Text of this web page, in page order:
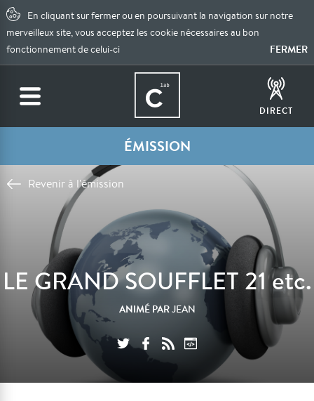
En cliquant sur fermer ou en poursuivant la navigation sur notre
merveilleux site, vous acceptez les cookie nécessaires au bon
fonctionnement de celui-ci
FERMER
DIRECT
ÉMISSION
Revenir à l'émission
LE GRAND SOUFFLET 21 etc.
ANIMÉ PARJEAN